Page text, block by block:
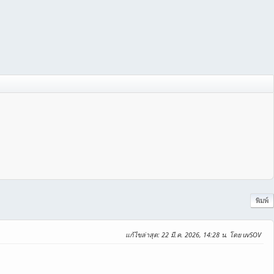
พิมพ์
แก้ไขล่าสุด: 22 มี.ค. 2026, 14:28 น. โดย uvSOV